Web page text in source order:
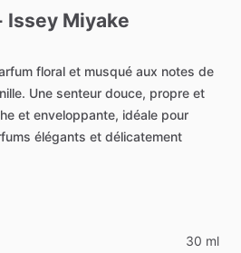
Issey Miyake
floral et musqué aux notes de
Une senteur douce, propre et
et enveloppante, idéale pour
élégants et délicatement
30 ml